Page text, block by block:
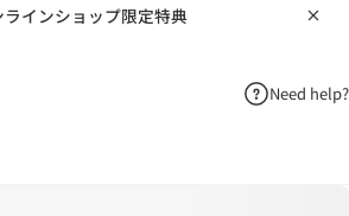
インショップ限定特典
Need help?